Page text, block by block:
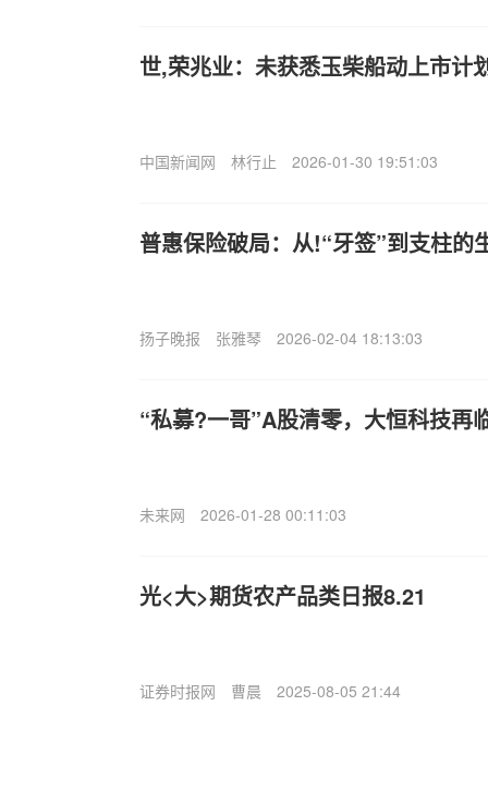
世,荣兆业：未获悉玉柴船动上市计
中国新闻网 林行止 2026-01-30 19:51:03
普惠保险破局：从!“牙签”到支柱的
扬子晚报 张雅琴 2026-02-04 18:13:03
“私募?一哥”A股清零，大恒科技再
未来网 2026-01-28 00:11:03
光<大>期货农产品类日报8.21
证券时报网 曹晨 2025-08-05 21:44